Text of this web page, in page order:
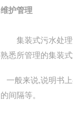
维护管理
集装式污水处
熟悉所管理的集装式
一般来说,说明书
的间隔等。